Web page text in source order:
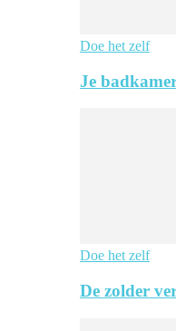
Doe het zelf
Je
Doe het zelf
De zolder